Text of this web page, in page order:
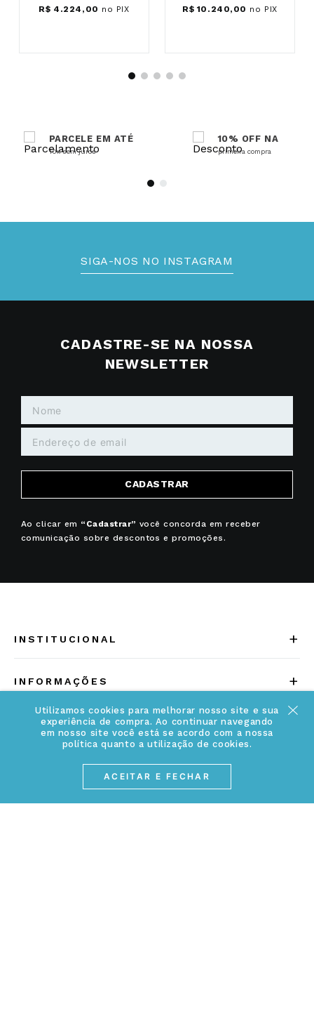
Utilizamos cookies para melhorar nosso site e sua
experiência de compra. Ao continuar navegando
em nosso site você está se acordo com a nossa
política quanto a utilização de cookies.
ACEITAR E FECHAR
R$ 4 .224 , 00 no PIX R$ 10 . 240, 00 no PIX
PARCELE EM ATÉ
10x sem juros
10% OFF NA
primeira compra
SIGA-NOS NO INSTAGRAM
CADASTRE-SE NA NOSSA
NEWSLETTER
CADASTRAR
Ao clicar em “Cadastrar” você concorda em receber
comunicação sobre descontos e promoções.
INSTITUCIONAL +
Acesse Nosso Blog
Fale Conosco
Conheça a linha MVNDOS
INFORMAÇÕES +
Cuidados Especiais
Política de Troca e Devolução
Política de Privacidade
Cancelamento de Compra
ATENDIMENTO
(17) 3234-2299